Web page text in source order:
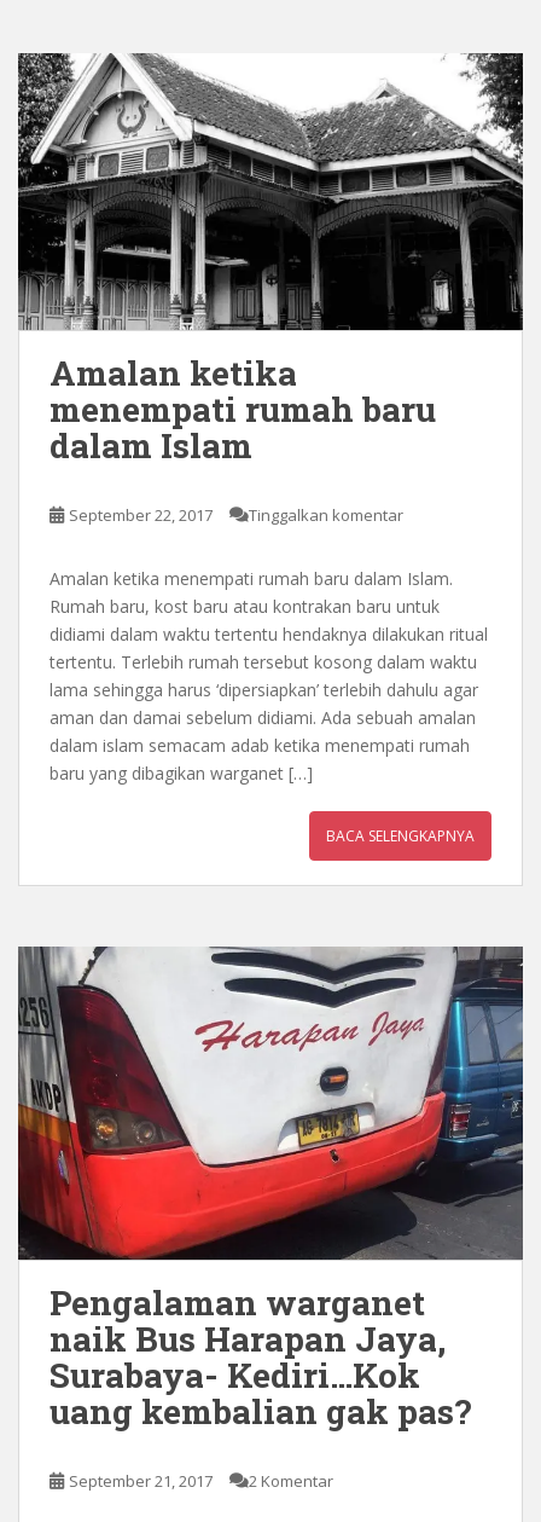
Amalan ketika
menempati rumah baru
dalam Islam
September 22, 2017 Tinggalkan komentar
Amalan ketika menempati rumah baru dalam Islam.
Rumah baru, kost baru atau kontrakan baru untuk
didiami dalam waktu tertentu hendaknya dilakukan ritual
tertentu. Terlebih rumah tersebut kosong dalam waktu
lama sehingga harus ‘dipersiapkan’ terlebih dahulu agar
aman dan damai sebelum didiami. Ada sebuah amalan
dalam islam semacam adab ketika menempati rumah
baru yang dibagikan warganet […]
BACA SELENGKAPNYA
Pengalaman warganet
naik Bus Harapan Jaya,
Surabaya- Kediri…Kok
uang kembalian gak pas?
September 21, 2017 2 Komentar